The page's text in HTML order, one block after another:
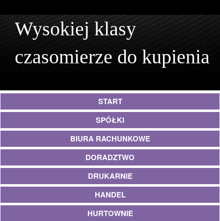
Wysokiej klasy
czasomierze do kupienia
START
SPÓŁKI
BIURA RACHUNKOWE
DORADZTWO
DRUKARNIE
HANDEL
HURTOWNIE